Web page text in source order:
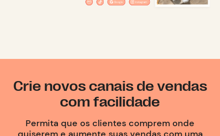
Crie novos canais de vendas
com facilidade
Permita que os clientes comprem onde